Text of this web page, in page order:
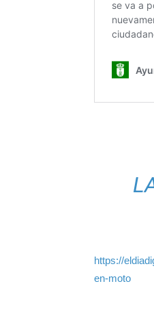
https://
en-moto